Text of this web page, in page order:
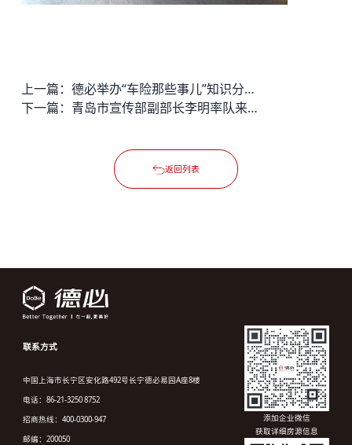
上一篇：
德必举办“车险那些事儿”知识分享会
下一篇：
青岛市宣传部副部长李明率队来访长宁德必易园
返回列表
联系方式
中国上海市长宁区安化路492号长宁德必易园A座8楼
电话：86-21-3250 8752
招商热线：400-0300-947
邮编：200050
添加企业微信
获取详细房源信息